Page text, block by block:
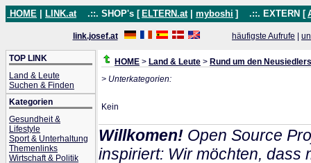
HOME LINK.at .::. SHOP's [ ELTERN.at myboshi ] .::. EXTERN [
link.josef.at häufigste Aufrufe
TOP LINK
Land & Leute
Suchen & Finden
Kategorien
Gesundheit &
Lifestyle
Sport & Unterhaltung
Themenlinks
Wirtschaft & Politik
HOME > Land & Leute > Rund um den
> Unterkategorien:
Kein
Willkomen! Open Source
inspiriert: Wir möchten, dass